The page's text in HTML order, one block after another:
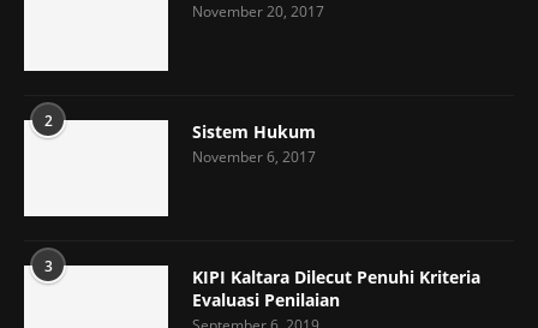
November 20, 2017
2 Sistem Hukum
November 6, 2017
3
KIPI Kaltara Dilecut Penuhi Kriteria
Evaluasi Penilaian